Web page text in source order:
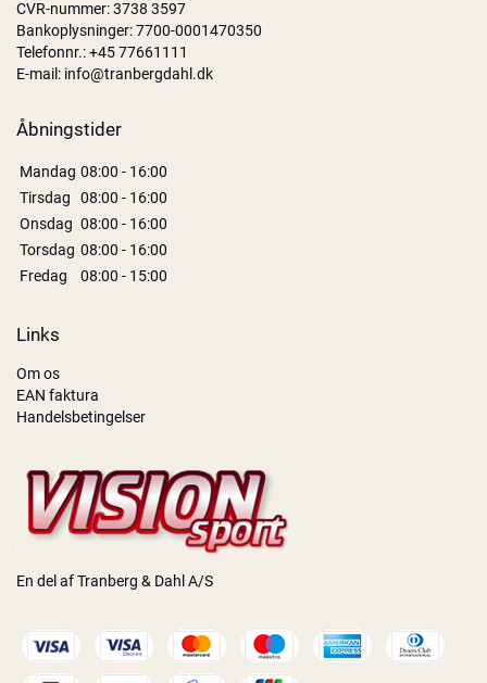
CVR-nummer: 3738 3597
Bankoplysninger: 7700-0001470350
Telefonnr.:+45 77661111
E-mail: info@tranbergdahl.dk
Åbningstider
Mandag 08:00 - 16:00
Tirsdag
08:00 - 16:00
Onsdag 08:00 - 16:00
Torsdag 08:00 - 16:00
Fredag
08:00 - 15:00
Links
Om os
EAN faktura
Handelsbetingelser
En del af Tranberg & Dahl A/S